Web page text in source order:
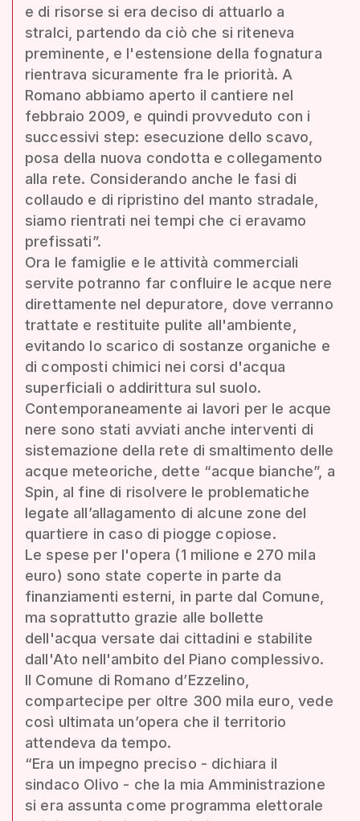
e di risorse si era deciso di attuarlo a
stralci, partendo da ciò che si riteneva
preminente, e l'estensione della fognatura
rientrava sicuramente fra le priorità. A
Romano abbiamo aperto il cantiere nel
febbraio 2009, e quindi provveduto con i
successivi step: esecuzione dello scavo,
posa della nuova condotta e collegamento
alla rete. Considerando anche le fasi di
collaudo e di ripristino del manto stradale,
siamo rientrati nei tempi che ci eravamo
prefissati”.
Ora le famiglie e le attività commerciali
servite potranno far confluire le acque nere
direttamente nel depuratore, dove verranno
trattate e restituite pulite all'ambiente,
evitando lo scarico di sostanze organiche e
di composti chimici nei corsi d'acqua
superficiali o addirittura sul suolo.
Contemporaneamente ai lavori per le acque
nere sono stati avviati anche interventi di
sistemazione della rete di smaltimento delle
acque meteoriche, dette “acque bianche”, a
Spin, al fine di risolvere le problematiche
legate all’allagamento di alcune zone del
quartiere in caso di piogge copiose.
Le spese per l'opera (1 milione e 270 mila
euro) sono state coperte in parte da
finanziamenti esterni, in parte dal Comune,
ma soprattutto grazie alle bollette
dell'acqua versate dai cittadini e stabilite
dall'Ato nell'ambito del Piano complessivo.
Il Comune di Romano d’Ezzelino,
compartecipe per oltre 300 mila euro, vede
così ultimata un’opera che il territorio
attendeva da tempo.
“Era un impegno preciso - dichiara il
sindaco Olivo - che la mia Amministrazione
si era assunta come programma elettorale